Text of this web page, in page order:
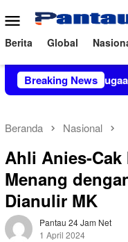
ke
konten
Menu
Mobile
Berita Global
Breaking News
Dugaan ‘Uang
Beranda Nasional
Ahli Anies-
Menang
Dianulir MK
Pantau 24 Jam Net
1 April 2024